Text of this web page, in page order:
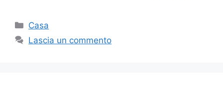
Categorie
Casa
Lascia un commento